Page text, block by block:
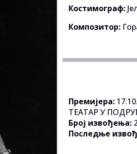
Костимограф:
Композитор:
Премијера:
ТЕАТАР У
Број извођења:
Последње